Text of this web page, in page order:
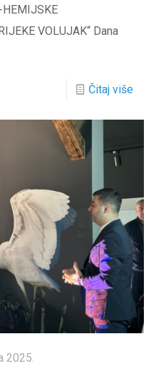
HEMIJSKE
VOLUJAK“ Dana
Čitaj više
2025.